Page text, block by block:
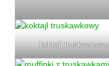
koktajl truskawkowy